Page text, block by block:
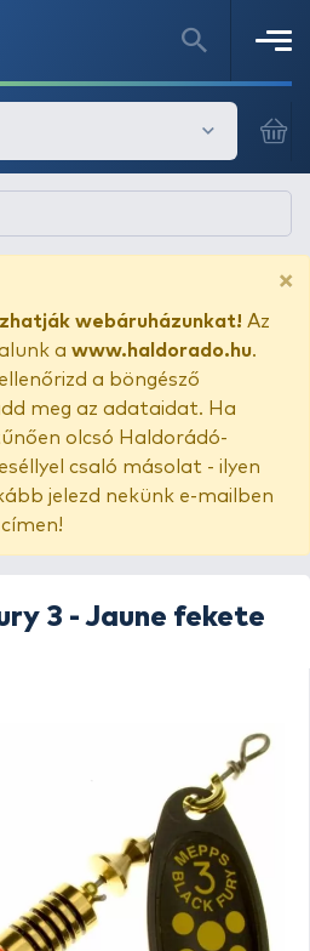
×
webáruházunkat! Az
a www.haldorado.hu.
a böngésző
meg az adataidat. Ha
olcsó Haldorádó-
csaló másolat - ilyen
jelezd nekünk e-mailben
címen!
3 - Jaune fekete